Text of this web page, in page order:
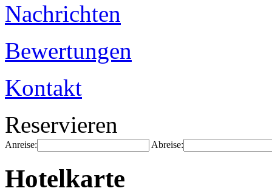
Nachrichten
Bewertungen
Kontakt
Reservieren
Anreise: Abreise:
Hotelkarte